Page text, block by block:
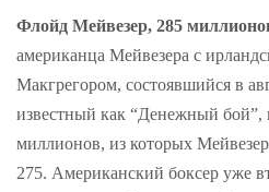
Флойд Мейвезер, 285
американца Мейвезера с
Макгрегором, состоявшийся в
известный как “Денежный бой”,
миллионов, из которых
275. Американский боксер уже